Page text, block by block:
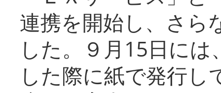
連携を開始し、さら
した。９月15日に
した際に紙で発行し